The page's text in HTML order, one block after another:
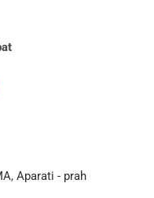
, Aparati - prah